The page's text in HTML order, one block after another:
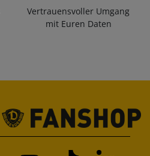
Vertrauensvoller Umgang
mit Euren Daten